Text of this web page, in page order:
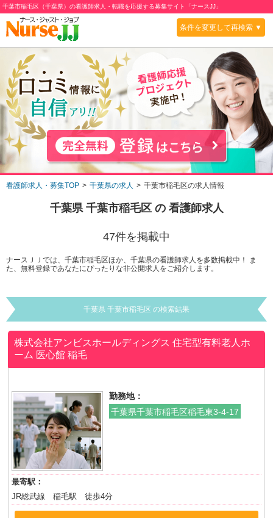
千葉市稲毛区（千葉県）の看護師求人・転職を応援する募集サイト「ナースJJ」
条件を変更して再検索 ▼
看護師求人・募集TOP 千葉県の求人 千葉市稲毛区の求人情報
千葉県 千葉市稲毛区の 看護師求人
47件を掲載中
ナースＪＪでは、千葉市稲毛区ほか、千葉県の看護師求人を多数掲載中！ ま
た、無料登録であなたにぴったりな非公開求人をご紹介します。
千葉県 千葉市稲毛区 の検索結果
株式会社アンビスホールディングス 住宅型有料老人ホ
ーム 医心館 稲毛
勤務地：
千葉県千葉市稲毛区稲毛東3-4-17
最寄駅：
JR総武線 稲毛駅 徒歩4分